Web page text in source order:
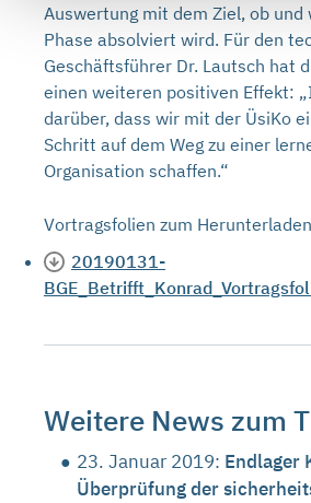
Auswertung mit dem Ziel, ob und
Phase absolviert wird. Für den
Geschäftsführer Dr. Lautsch hat
einen weiteren positiven Effekt:
darüber, dass wir mit der ÜsiKo
Schritt auf dem Weg zu einer
Organisation schaffen.“
Vortragsfolien zum
20190131-
Weitere News zum
23. Januar 2019: Endlager
Überprüfung der